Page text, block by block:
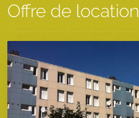
Offre de location